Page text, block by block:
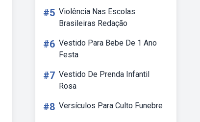
#5 Violência Nas Escolas
Brasileiras Redação
#6 Vestido Para Bebe De 1 Ano
Festa
#7 Vestido De Prenda Infantil
Rosa
#8 Versículos Para Culto Funebre